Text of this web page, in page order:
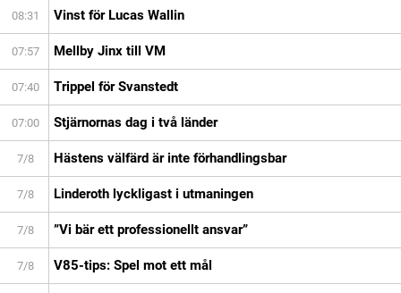
08:31 Vinst för Lucas Wallin
07:57 Mellby Jinx till VM
07:40 Trippel för Svanstedt
07:00 Stjärnornas dag i två länder
7/8 Hästens välfärd är inte förhandlingsbar
7/8 Linderoth lyckligast i utmaningen
7/8 ”Vi bär ett professionellt ansvar”
7/8 V85-tips: Spel mot ett mål